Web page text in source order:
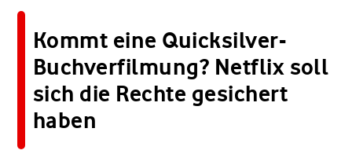
Kommt eine Quicksilver-
Buchverfilmung? Netflix soll
sich die Rechte gesichert
haben